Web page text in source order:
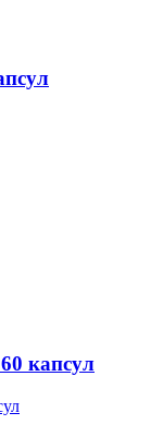
капсул